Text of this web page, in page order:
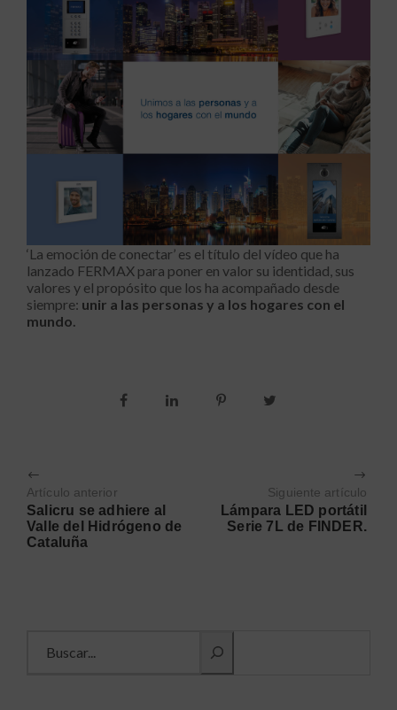
‘La emoción de conectar’ es el título del vídeo que ha
lanzado FERMAX para poner en valor su identidad, sus
valores y el propósito que los ha acompañado desde
siempre: unir a las personas y a los hogares con el
mundo
Artículo anterior
Salicru se adhiere al
Valle del Hidrógeno de
Cataluña
Siguiente artículo
Lámpara LED portátil
Serie 7L de FINDER.